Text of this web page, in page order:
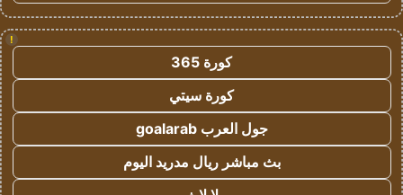
!
كورة 365
كورة سيتي
جول العرب goalarab
بث مباشر ريال مدريد اليوم